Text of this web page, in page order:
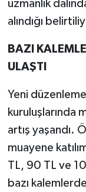
uzmanlık
alındığı
BAZI
ULAŞTI
Yeni
kuruluşlarında
artış yaşandı.
muayene
TL, 90 TL ve
bazı